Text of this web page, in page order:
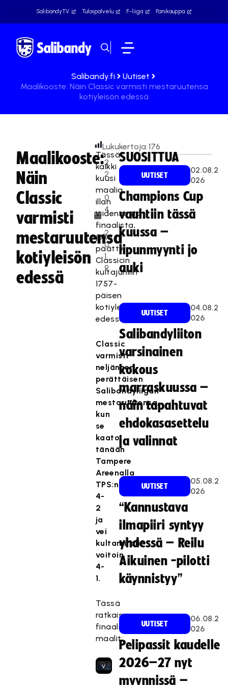
SalibandyTV Tulospalvelu F-liiga Fanikauppa
Salibandy.fi
Uutiset
Maalikooste: Näin Classic varmisti mestaruutensa
kotiyleisön edessä
Maalikooste:
Näin
Classic
varmisti
mestaruutensa
kotiyleisön
edessä
2
2
.
0
4
.
2
0
1
9
Lukukertoja:176
Tässä
kaikki
kuusi
maalia
illan
viidennestä
finaalista,
joka
päättyi
Classicin
kultajuhliin
1757-
päisen
kotiyleisön
edessä.
Classic
varmisti
neljännen
perättäisen
Salibandyliigan
mestaruutensa,
kun
se
kaatoi
tänään
Tampere
Areenalla
TPS:n
4-
2
ja
vei
kultamitalit
voitoin
4-
1.
Tässä
ratkaisevan
finaaliottelun
maalit:
ä
m
ä
s
i
s
ä
l
t
ö
o
n
e
e
t
t
y
s
k
a
s
v
SUOSITTUA
UUTISET
02.08.2
026
Champions Cup
vauhtiin tässä
kuussa –
lipunmyynti jo
auki
UUTISET
04.08.2
026
Salibandyliiton
varsinainen
kokous
marraskuussa –
näin tapahtuvat
ehdokasasettelu
ja valinnat
UUTISET
05.08.2
026
“Kannustava
ilmapiiri syntyy
yhdessä – Reilu
Aikuinen -pilotti
käynnistyy”
UUTISET
06.08.2
026
Pelipassit kaudelle
2026–27 nyt
myynnissä –